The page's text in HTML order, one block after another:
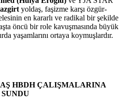
yoldaş, faşizme karşı özgür-
en kararlı ve radikal bir şekilde
öncü bir role kavuşmasında büyük
yaşamlarını ortaya koymuşlardır.
HBDH ÇALIŞMALARINA